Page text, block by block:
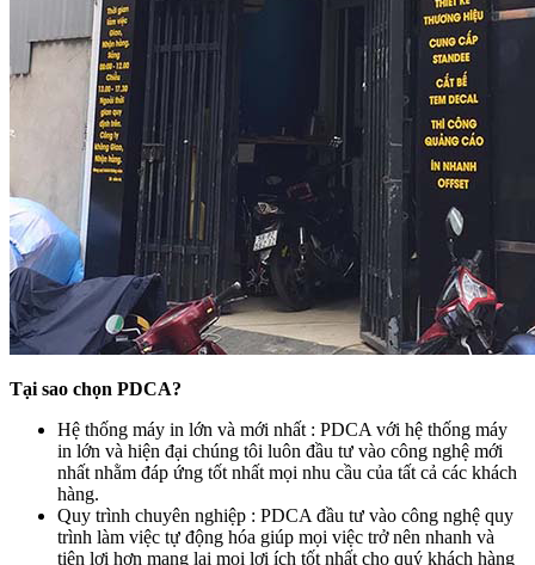
Tại sao chọn PDCA?
Hệ thống máy in lớn và mới nhất : PDCA với hệ thống máy
in lớn và hiện đại chúng tôi luôn đầu tư vào công nghệ mới
nhất nhằm đáp ứng tốt nhất mọi nhu cầu của tất cả các khách
hàng.
Quy trình chuyên nghiệp : PDCA đầu tư vào công nghệ quy
trình làm việc tự động hóa giúp mọi việc trở nên nhanh và
tiện lợi hơn mang lại mọi lợi ích tốt nhất cho quý khách hàng